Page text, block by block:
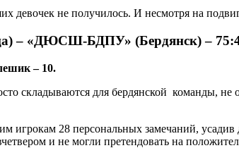
девочек не получилось. И несмотря на
– «ДЮСШ-БДПУ» (Бердянск) –
– 10.
складываются для бердянской команды,
игрокам 28 персональных замечаний,
и не могли претендовать на